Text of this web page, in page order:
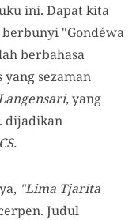
ini. Dapat kita
"Gondéwa
berbahasa
yang sezaman
yang
dijadikan
CS.
"Lima Tjarita
Judul